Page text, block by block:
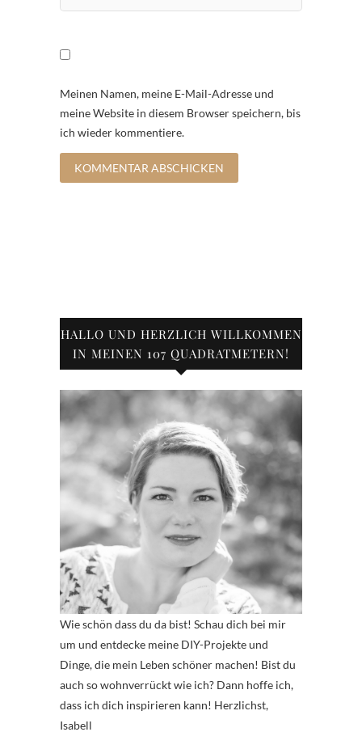
Meinen Namen, meine E-Mail-Adresse und
meine Website in diesem Browser speichern, bis
ich wieder kommentiere.
HALLO UND HERZLICH WILLKOMMEN
IN MEINEN 107 QUADRATMETERN!
Wie schön dass du da bist! Schau dich bei mir
um und entdecke meine DIY-Projekte und
Dinge, die mein Leben schöner machen! Bist du
auch so wohnverrückt wie ich? Dann hoffe ich,
dass ich dich inspirieren kann! Herzlichst,
Isabell